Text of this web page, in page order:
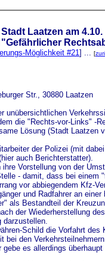
Laatzen am
"Gefährlicher
Möglichkeit #21] ... [
Str., 30880 Laatzen
unübersichtlichen
die "Rechts-vor-Links" -
Lösung (Stadt Laatzen
der Polizei (mit
auch Berichterstatter).
Vorstellung von der
- damit, dass bei einem
vor abbiegendem Kfz-
und Radfahrer an
als Bestandteil der
der Wiederherstellung
darzustellen.
Schild die Vorfahrt
bei den
es allerdings